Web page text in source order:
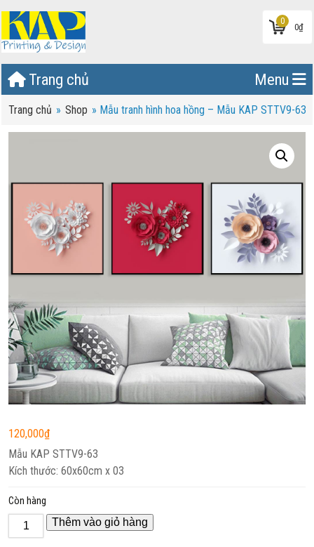
0
0₫
Trang chủ Menu
Trang chủ » Shop » Mẫu tranh hình hoa hồng – Mẫu KAP STTV9-63
120,000₫
Mẫu KAP STTV9-63
Kích thước: 60x60cm x 03
Còn hàng
Thêm vào giỏ hàng